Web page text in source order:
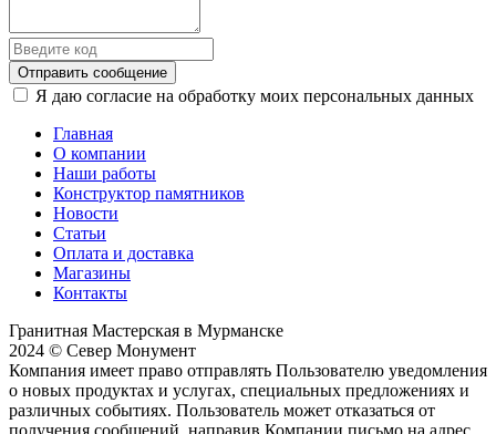
Отправить сообщение
Я даю согласие на обработку моих персональных данных
Главная
О компании
Наши работы
Конструктор памятников
Новости
Статьи
Оплата и доставка
Магазины
Контакты
Гранитная Мастерская в Мурманске
2024 © Север Монумент
Компания имеет право отправлять Пользователю уведомления
о новых продуктах и услугах, специальных предложениях и
различных событиях. Пользователь может отказаться от
получения сообщений, направив Компании письмо на адрес